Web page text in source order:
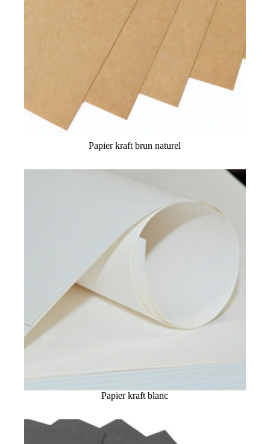
Papier kraft brun naturel
Papier kraft blanc